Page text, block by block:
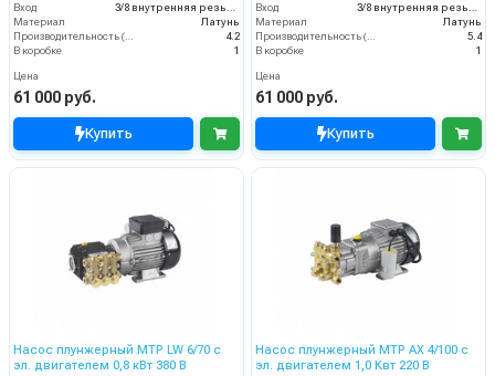
Вход
Материал
Латунь
4.2
В коробке
1
Цена
61 000 руб.
Купить
Вход
Материал
Латунь
5.4
В коробке
1
Цена
61 000 руб.
Купить
Насос плунжерный MTP LW 6/70 с
эл. двигателем 0,8 кВт 380 В
Насос плунжерный MTP AX 4/100 с
эл. двигателем 1,0 Квт 220 В